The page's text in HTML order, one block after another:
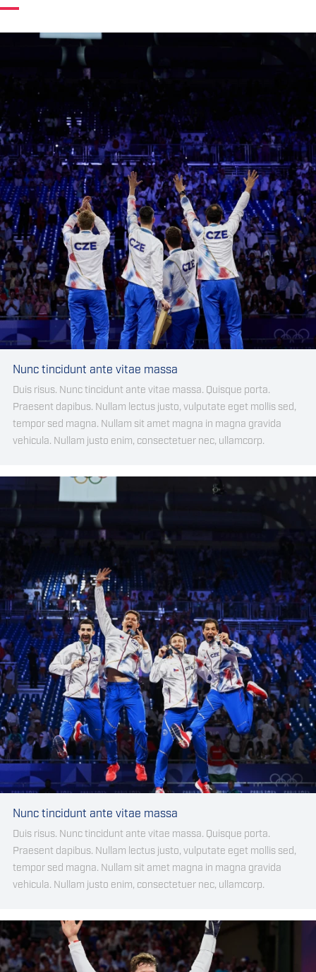
Nunc tincidunt ante vitae massa
Duis risus. Nunc tincidunt ante vitae massa. Quisque porta.
Praesent dapibus. Nullam lectus justo, vulputate eget mollis sed,
tempor sed magna. Nullam sit amet magna in magna gravida
vehicula. Nullam justo enim, consectetuer nec, ullamcorp.
Nunc tincidunt ante vitae massa
Duis risus. Nunc tincidunt ante vitae massa. Quisque porta.
Praesent dapibus. Nullam lectus justo, vulputate eget mollis sed,
tempor sed magna. Nullam sit amet magna in magna gravida
vehicula. Nullam justo enim, consectetuer nec, ullamcorp.